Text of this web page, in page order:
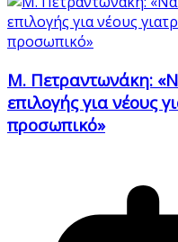
Μ. Πετραντωνάκη:
επιλογής για νέους
προσωπικό»